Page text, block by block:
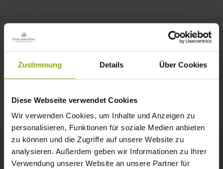
Zustimmung Details Über Cookies
Diese Webseite verwendet Cookies
Wir verwenden Cookies, um Inhalte und Anzeigen zu
personalisieren, Funktionen für soziale Medien anbieten
zu können und die Zugriffe auf unsere Website zu
analysieren. Außerdem geben wir Informationen zu Ihrer
Verwendung unserer Website an unsere Partner für
ZIMMER & PREISE
EIN GUTES BUCH,
EIN BEQUEMES BETT,
RAUM ZUM TRÄUMEN
IMPRESSIONEN
FREIBURG
SCHWARZWALD
MARGRÄFLERLAND
KAISERSTUHL
© Deutscher Wetterdienst
29°C 32°C 34°C
Ein Hotel, das gefällt!